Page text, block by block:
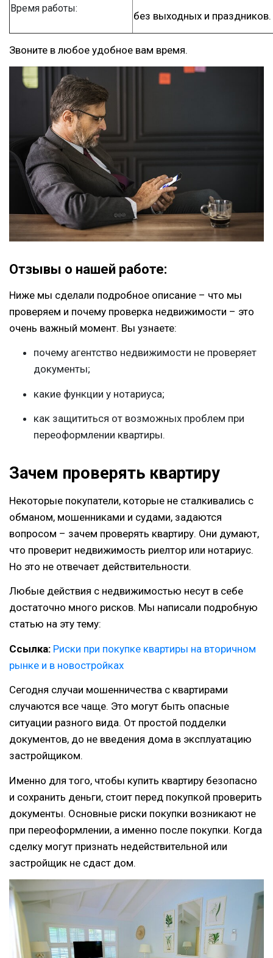
Время работы:
без выходных и праздников.
Звоните в любое удобное вам время.
Отзывы о нашей работе:
Ниже мы сделали подробное описание – что мы
проверяем и почему проверка недвижимости – это
очень важный момент. Вы узнаете:
почему агентство недвижимости не проверяет
документы;
какие функции у нотариуса;
как защититься от возможных проблем при
переоформлении квартиры.
Зачем проверять квартиру
Некоторые покупатели, которые не сталкивались с
обманом, мошенниками и судами, задаются
вопросом – зачем проверять квартиру. Они думают,
что проверит недвижимость риелтор или нотариус.
Но это не отвечает действительности.
Любые действия с недвижимостью несут в себе
достаточно много рисков. Мы написали подробную
статью на эту тему:
Ссылка: Риски при покупке квартиры на вторичном
рынке и в новостройках
Сегодня случаи мошенничества с квартирами
случаются все чаще. Это могут быть опасные
ситуации разного вида. От простой подделки
документов, до не введения дома в эксплуатацию
застройщиком.
Именно для того, чтобы купить квартиру безопасно
и сохранить деньги, стоит перед покупкой проверить
документы. Основные риски покупки возникают не
при переоформлении, а именно после покупки. Когда
сделку могут признать недействительной или
застройщик не сдаст дом.